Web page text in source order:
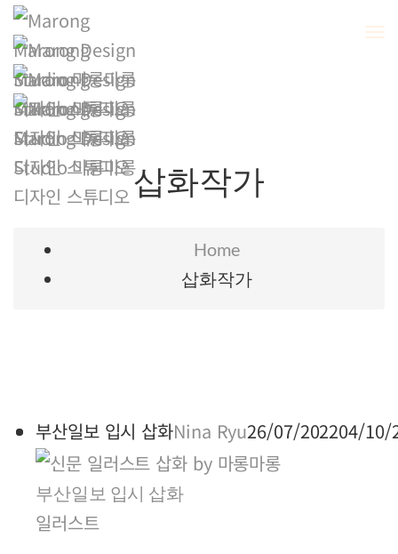
삽화작가
Home
삽화작가
부산일보 입시 삽화Nina Ryu26/07/202204/10/
부산일보 입시 삽화
일러스트